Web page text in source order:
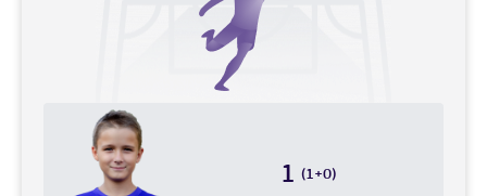
1 (1+0)